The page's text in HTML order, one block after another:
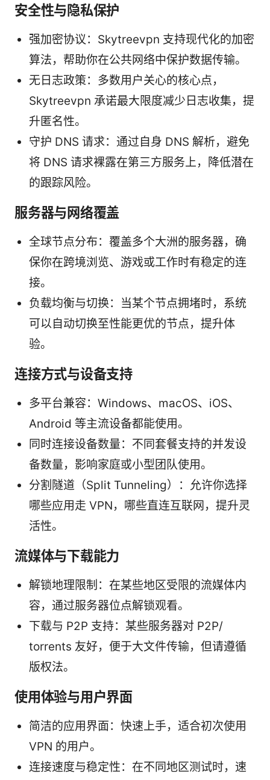
安全性与隐私保护
强加密协议：Skytreevpn 支持现代化的加密
算法，帮助你在公共网络中保护数据传输。
无日志政策：多数用户关心的核心点，
Skytreevpn 承诺最大限度减少日志收集，提
升匿名性。
守护 DNS 请求：通过自身 DNS 解析，避免
将 DNS 请求裸露在第三方服务上，降低潜在
的跟踪风险。
服务器与网络覆盖
全球节点分布：覆盖多个大洲的服务器，确
保你在跨境浏览、游戏或工作时有稳定的连
接。
负载均衡与切换：当某个节点拥堵时，系统
可以自动切换至性能更优的节点，提升体
验。
连接方式与设备支持
多平台兼容：Windows、macOS、iOS、
Android 等主流设备都能使用。
同时连接设备数量：不同套餐支持的并发设
备数量，影响家庭或小型团队使用。
分割隧道（Split Tunneling）：允许你选择
哪些应用走 VPN，哪些直连互联网，提升灵
活性。
流媒体与下载能力
解锁地理限制：在某些地区受限的流媒体内
容，通过服务器位点解锁观看。
下载与 P2P 支持：某些服务器对 P2P/
torrents 友好，便于大文件传输，但请遵循
版权法。
使用体验与用户界面
简洁的应用界面：快速上手，适合初次使用
VPN 的用户。
连接速度与稳定性：在不同地区测试时，速